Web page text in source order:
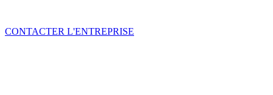
CONTACTER L'ENTREPRISE